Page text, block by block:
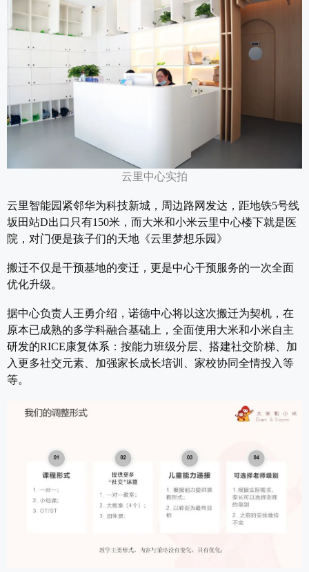
云里中心实拍
云里智能园紧邻华为科技新城，周边路网发达，距地铁5号线
坂田站D出口只有150米，而大米和小米云里中心楼下就是医
院，对门便是孩子们的天地《云里梦想乐园》
搬迁不仅是干预基地的变迁，更是中心干预服务的一次全面
优化升级。
据中心负责人王勇介绍，诺德中心将以这次搬迁为契机，在
原本已成熟的多学科融合基础上，全面使用大米和小米自主
研发的RICE康复体系：按能力班级分层、搭建社交阶梯、加
入更多社交元素、加强家长成长培训、家校协同全情投入等
等。